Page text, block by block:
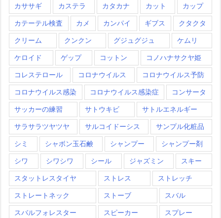
カササギ カステラ カタカナ カット カップ
カテーテル検査 カメ カンパイ ギブス クタクタ
クリーム クンクン グジュグジュ ケムリ
ケロイド ゲップ コットン コノハナサクヤ姫
コレステロール コロナウイルス コロナウイルス予防
コロナウイルス感染 コロナウイルス感染症 コンサータ
サッカーの練習 サトウキビ サトルエネルギー
サラサラツヤツヤ サルコイドーシス サンプル化粧品
シミ シャボン玉石鹸 シャンプー シャンプー剤
シワ シワシワ シール ジャズミン スキー
スタットレスタイヤ ストレス ストレッチ
ストレートネック ストーブ スバル
スバルフォレスター スピーカー スプレー